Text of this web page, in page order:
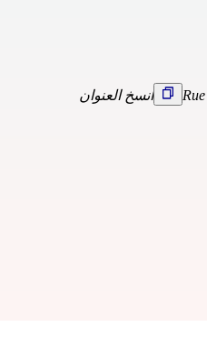
انسخ العنوان